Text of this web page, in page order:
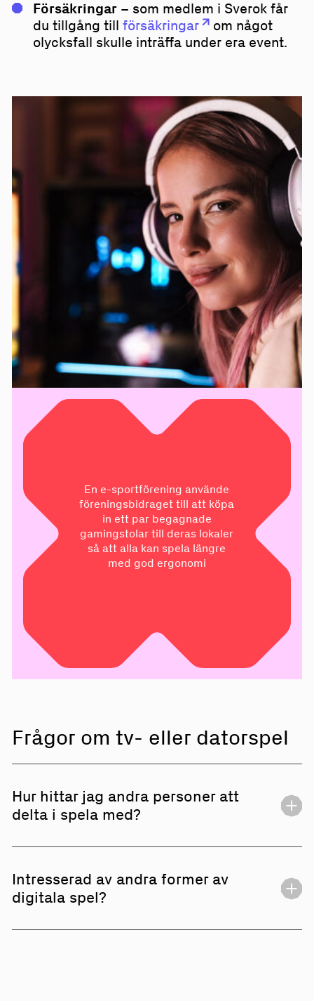
Försäkringar – som medlem i Sverok får
du tillgång till försäkringar
om något
olycksfall skulle inträffa under era event.
En e-sportförening använde
föreningsbidraget till att köpa
in ett par begagnade
gamingstolar till deras lokaler
så att alla kan spela längre
med god ergonomi
Frågor om tv- eller datorspel
Hur hittar jag andra personer att
delta i spela med?
kan du istället bli medlem i en redan existerande
förening. Sök efter e-sportföreningar att gå med i
nära dighär.
Intresserad av andra former av
digitala spel?